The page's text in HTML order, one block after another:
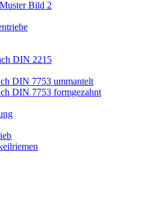
DIN 2215
DIN 7753 ummantelt
DIN 7753 formgezahnt